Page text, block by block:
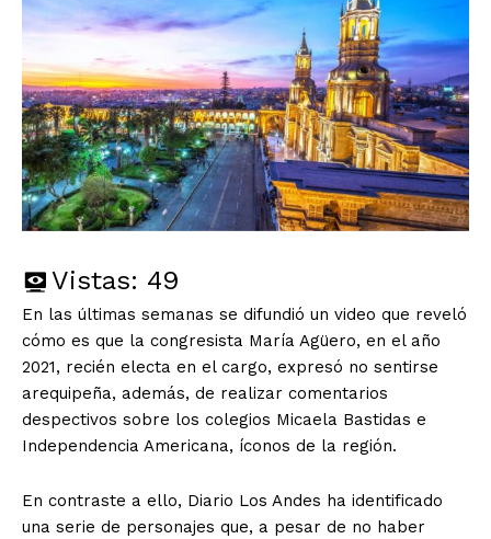
Vistas: 49
En las últimas semanas se difundió un video que reveló
cómo es que la congresista María Agüero, en el año
2021, recién electa en el cargo, expresó no sentirse
arequipeña, además, de realizar comentarios
despectivos sobre los colegios Micaela Bastidas e
Independencia Americana, íconos de la región.
En contraste a ello, Diario Los Andes ha identificado
una serie de personajes que, a pesar de no haber